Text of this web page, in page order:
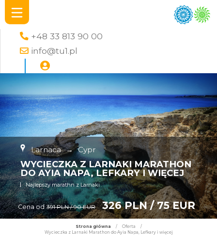
+48 33 813 90 00
info@tu1.pl
Larnaca → Cypr
WYCIECZKA Z LARNAKI MARATHON
DO AYIA NAPA, LEFKARY I WIĘCEJ
Najlepszy marathn z Larnaki
Cena od 391 PLN / 90 EUR 326 PLN / 75 EUR
Strona główna / Oferta
/
Wycieczka z Larnaki Marathon do Ayia Napa, Lefkary i więcej